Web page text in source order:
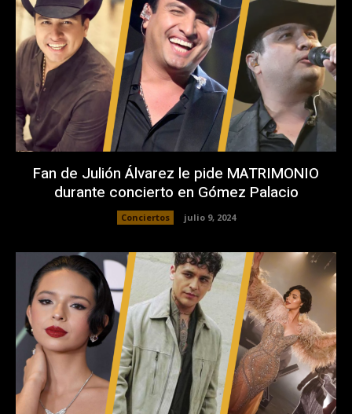
Fan de Julión Álvarez le pide MATRIMONIO
durante concierto en Gómez Palacio
Conciertos julio 9, 2024